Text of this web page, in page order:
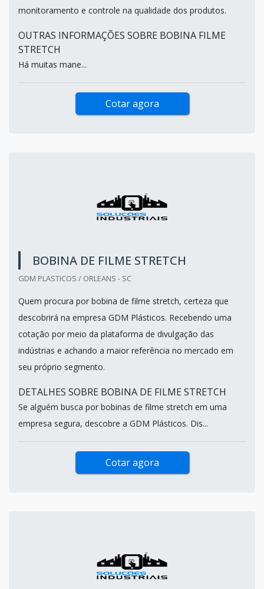
monitoramento e controle na qualidade dos produtos.
OUTRAS INFORMAÇÕES SOBRE BOBINA FILME
STRETCH
Há muitas mane...
Cotar agora
BOBINA DE FILME STRETCH
GDM PLASTICOS / ORLEANS - SC
Quem procura por bobina de filme stretch, certeza que
descobrirá na empresa GDM Plásticos. Recebendo uma
cotação por meio da plataforma de divulgação das
indústrias e achando a maior referência no mercado em
seu próprio segmento.
DETALHES SOBRE BOBINA DE FILME STRETCH
Se alguém busca por bobinas de filme stretch em uma
empresa segura, descobre a GDM Plásticos. Dis...
Cotar agora